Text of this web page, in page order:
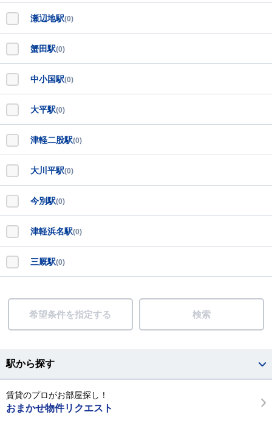
瀬辺地駅(0)
蟹田駅(0)
中小国駅(0)
大平駅(0)
津軽二股駅(0)
大川平駅(0)
今別駅(0)
津軽浜名駅(0)
三厩駅(0)
希望条件を指定する 検索
駅から探す
賃貸のプロがお部屋探し！
おまかせ物件リクエスト